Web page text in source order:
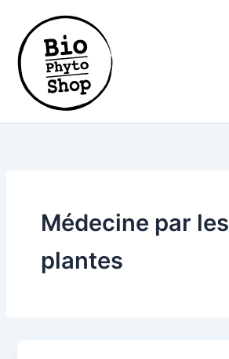
contenu
Médecine par les
plantes